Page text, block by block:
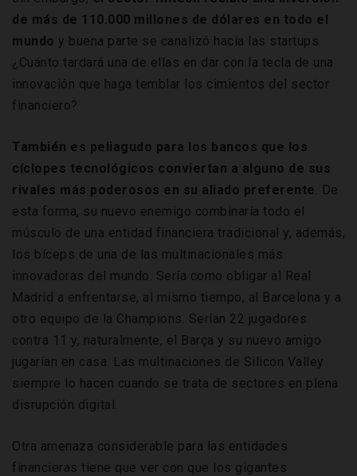
de más de 110.000 millones de dólares en todo el
mundo y buena parte se canalizó hacia las startups.
¿Cuánto tardará una de ellas en dar con la tecla de una
innovación que haga temblar los cimientos del sector
financiero?
También es peliagudo para los bancos que los
cíclopes tecnológicos conviertan a alguno de sus
rivales más poderosos en su aliado preferente. De
esta forma, su nuevo enemigo combinaría todo el
músculo de una entidad financiera tradicional y, además,
los bíceps de una de las multinacionales más
innovadoras del mundo. Sería como obligar al Real
Madrid a enfrentarse, al mismo tiempo, al Barcelona y a
otro equipo de la Champions. Serían 22 jugadores
contra 11 y, naturalmente, el Barça y su nuevo amigo
jugarían en casa. Las multinaciones de Silicon Valley
siempre lo hacen cuando se trata de sectores en plena
disrupción digital.
Otra amenaza considerable para las entidades
financieras tiene que ver con que los gigantes